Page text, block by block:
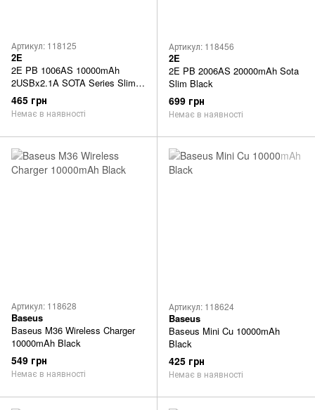
Артикул: 118125
2E
2E PB 1006AS 10000mAh
2USBx2.1A SOTA Series Slim
Red
465 грн
Немає в наявності
Артикул: 118456
2E
2E PB 2006AS 20000mAh Sota
Slim Black
699 грн
Немає в наявності
Артикул: 118628
Baseus
Baseus M36 Wireless Charger
10000mAh Black
549 грн
Немає в наявності
Артикул: 118624
Baseus
Baseus Mini Cu 10000mAh
Black
425 грн
Немає в наявності